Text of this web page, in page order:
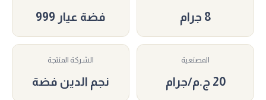
8 جرام فضة عيار 999
المصنعية
20 ج.م/جرام
الشركة المنتجة
نجم الدين فضة